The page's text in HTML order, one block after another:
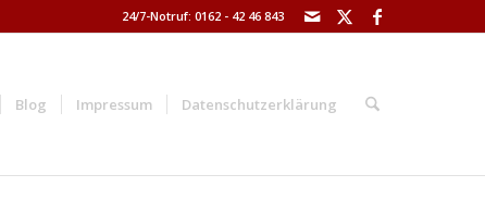
24/7-Notruf: 0162 - 42 46 843
Blog Impressum Datenschutzerklärung